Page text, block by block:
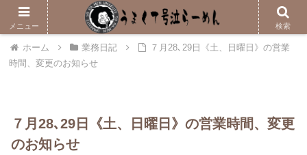
メニューはこちら
ホーム 業務日記
７月28､29日《土、日曜日》の営業
時間、変更のお知らせ
７月28､29日《土、日曜日》の営業時間、変更
のお知らせ
メニュー 検索